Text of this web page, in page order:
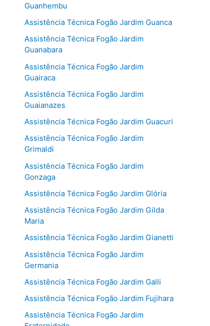
Guanhembu
Assistência Técnica Fogão Jardim Guanca
Assistência Técnica Fogão Jardim
Guanabara
Assistência Técnica Fogão Jardim
Guairaca
Assistência Técnica Fogão Jardim
Guaianazes
Assistência Técnica Fogão Jardim Guacuri
Assistência Técnica Fogão Jardim
Grimaldi
Assistência Técnica Fogão Jardim
Gonzaga
Assistência Técnica Fogão Jardim Glória
Assistência Técnica Fogão Jardim Gilda
Maria
Assistência Técnica Fogão Jardim Gianetti
Assistência Técnica Fogão Jardim
Germania
Assistência Técnica Fogão Jardim Galli
Assistência Técnica Fogão Jardim Fujihara
Assistência Técnica Fogão Jardim